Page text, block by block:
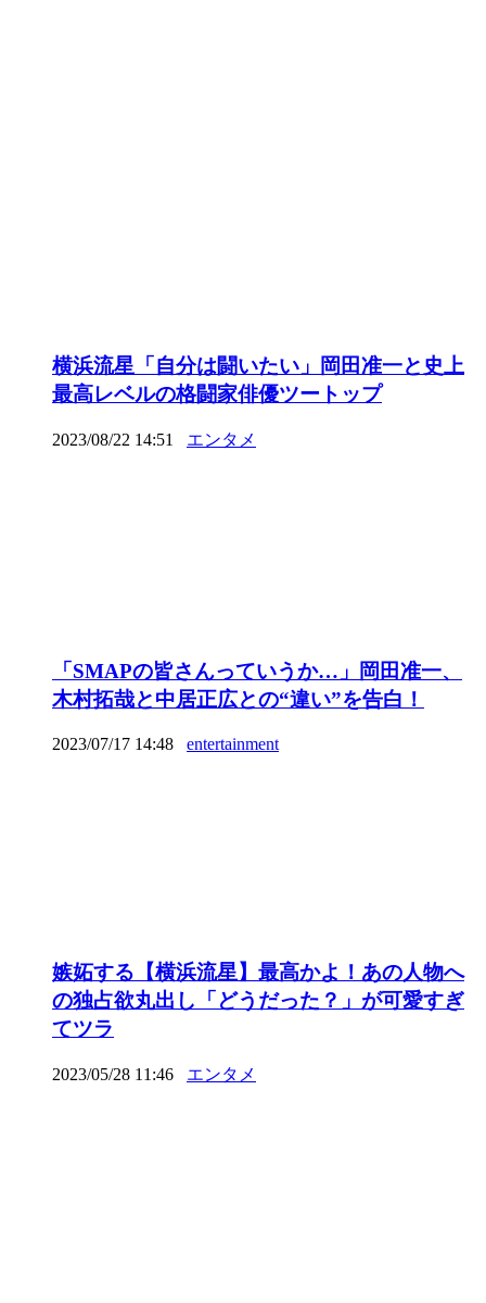
横浜流星「自分は闘いたい」岡田准一と史上
最高レベルの格闘家俳優ツートップ
2023/08/22 14:51 エンタメ
「SMAPの皆さんっていうか…」岡田准一、
木村拓哉と中居正広との“違い”を告白！
2023/07/17 14:48 entertainment
嫉妬する【横浜流星】最高かよ！あの人物へ
の独占欲丸出し「どうだった？」が可愛すぎ
てツラ
2023/05/28 11:46 エンタメ